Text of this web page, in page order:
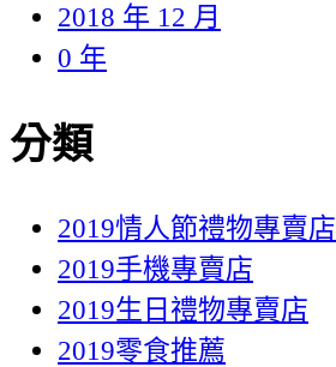
2018 年 12 月
0 年
分類
2019情人節禮物專賣店
2019手機專賣店
2019生日禮物專賣店
2019零食推薦